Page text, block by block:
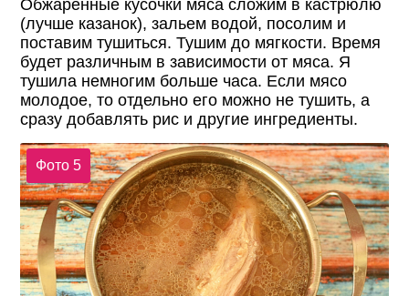
Обжаренные кусочки мяса сложим в кастрюлю
(лучше казанок), зальем водой, посолим и
поставим тушиться. Тушим до мягкости. Время
будет различным в зависимости от мяса. Я
тушила немногим больше часа. Если мясо
молодое, то отдельно его можно не тушить, а
сразу добавлять рис и другие ингредиенты.
Фото 5